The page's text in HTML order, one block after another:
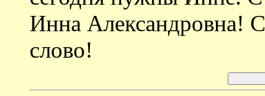
Инна Александровна!
слово!